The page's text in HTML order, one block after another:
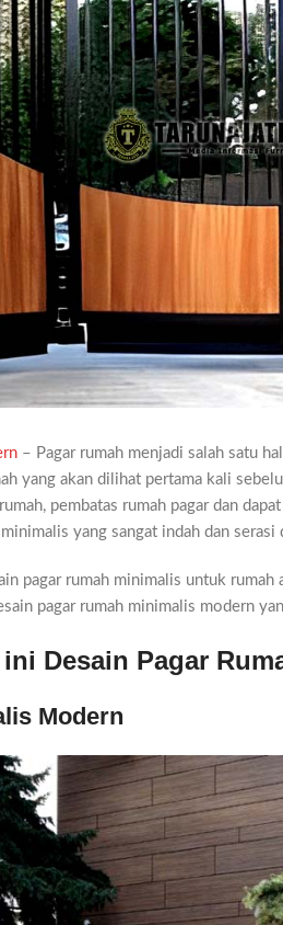
– Pagar rumah menjadi salah satu
yang akan dilihat pertama kali
pembatas rumah pagar dan
yang sangat indah dan serasi
pagar rumah minimalis untuk
pagar rumah minimalis modern
Desain Pagar
Modern